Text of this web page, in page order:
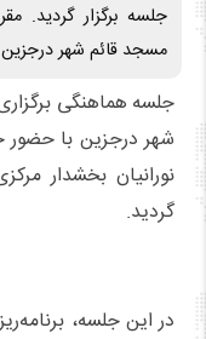
جلسه برگزار گردید.
مسجد قائم شهر درجزین
جلسه هماهنگی
شهر درجزین با حضور
نورانیان بخشدار
گردید.
در این جلسه،